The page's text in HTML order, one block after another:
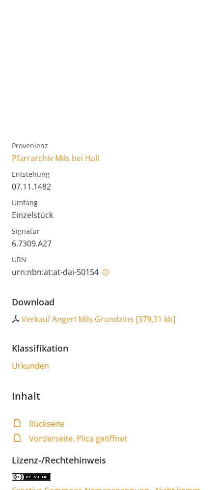
Provenienz
Pfarrarchiv Mils bei Hall
Entstehung
07.11.1482
Umfang
Einzelstück
Signatur
6.7309.A27
URN
urn:nbn:at:at-dai-50154
Download
Verkauf Angerl Mils Grundzins [379,31 kb]
Klassifikation
Urkunden
Inhalt
Rückseite
Vorderseite, Plica geöffnet
Lizenz-/Rechtehinweis